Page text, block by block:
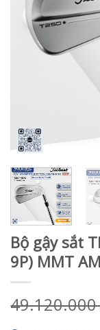
Bộ gậy sắt
9P) MMT